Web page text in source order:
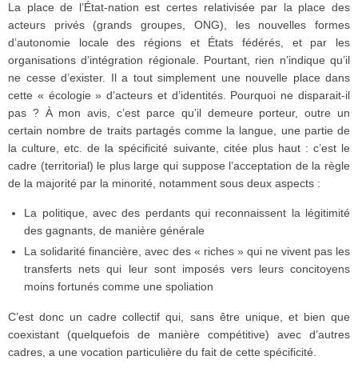
La place de l’État-nation est certes relativisée par la place des
acteurs privés (grands groupes, ONG), les nouvelles formes
d’autonomie locale des régions et États fédérés, et par les
organisations d’intégration régionale. Pourtant, rien n’indique qu’il
ne cesse d’exister. Il a tout simplement une nouvelle place dans
cette « écologie » d’acteurs et d’identités. Pourquoi ne disparait-il
pas ? À mon avis, c’est parce qu’il demeure porteur, outre un
certain nombre de traits partagés comme la langue, une partie de
la culture, etc. de la spécificité suivante, citée plus haut : c’est le
cadre (territorial) le plus large qui suppose l’acceptation de la règle
de la majorité par la minorité, notamment sous deux aspects :
La politique, avec des perdants qui reconnaissent la légitimité
des gagnants, de manière générale
La solidarité financière, avec des « riches » qui ne vivent pas les
transferts nets qui leur sont imposés vers leurs concitoyens
moins fortunés comme une spoliation
C’est donc un cadre collectif qui, sans être unique, et bien que
coexistant (quelquefois de manière compétitive) avec d’autres
cadres, a une vocation particulière du fait de cette spécificité.